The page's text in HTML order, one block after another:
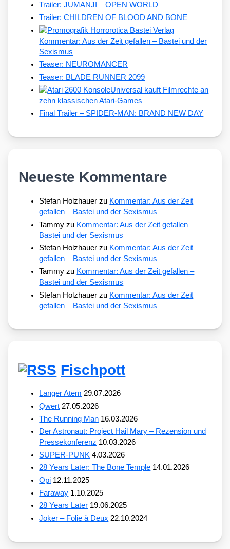
Trailer: JUMANJI – OPEN WORLD
Trailer: CHILDREN OF BLOOD AND BONE
Kommentar: Aus der Zeit gefallen – Bastei und der
Sexismus
Teaser: NEUROMANCER
Teaser: BLADE RUNNER 2099
Universal kauft Filmrechte an
zehn klassischen Atari-Games
Final Trailer – SPIDER-MAN: BRAND NEW DAY
Neueste Kommentare
Stefan Holzhauer zu Kommentar: Aus der Zeit
gefallen – Bastei und der Sexismus
Tammy zu Kommentar: Aus der Zeit gefallen –
Bastei und der Sexismus
Stefan Holzhauer zu Kommentar: Aus der Zeit
gefallen – Bastei und der Sexismus
Tammy zu Kommentar: Aus der Zeit gefallen –
Bastei und der Sexismus
Stefan Holzhauer zu Kommentar: Aus der Zeit
gefallen – Bastei und der Sexismus
Fischpott
Langer Atem 29.07.2026
Qwert 27.05.2026
The Running Man 16.03.2026
Der Astronaut: Project Hail Mary – Rezension und
Pressekonferenz 10.03.2026
SUPER-PUNK 4.03.2026
28 Years Later: The Bone Temple 14.01.2026
Opi 12.11.2025
Faraway 1.10.2025
28 Years Later 19.06.2025
Joker – Folie à Deux 22.10.2024